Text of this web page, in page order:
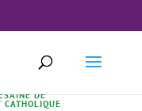
DE
CATHOLIQUE